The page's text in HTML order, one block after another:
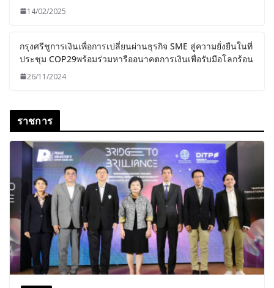
14/02/2025
กรุงศรีชูการเงินเพื่อการเปลี่ยนผ่านธุรกิจ SME สู่ความยั่งยืนในที่
ประชุม COP29พร้อมร่วมหารืออนาคตการเงินเพื่อรับมือโลกร้อน
26/11/2024
ราชการ